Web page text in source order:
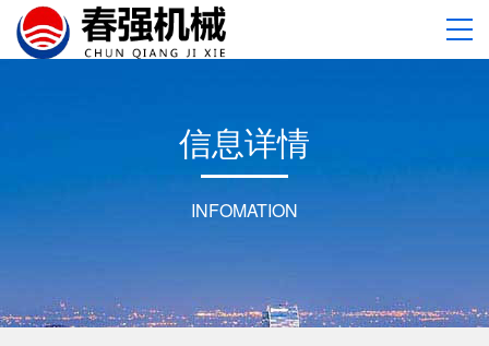
信息详情
INFOMATION